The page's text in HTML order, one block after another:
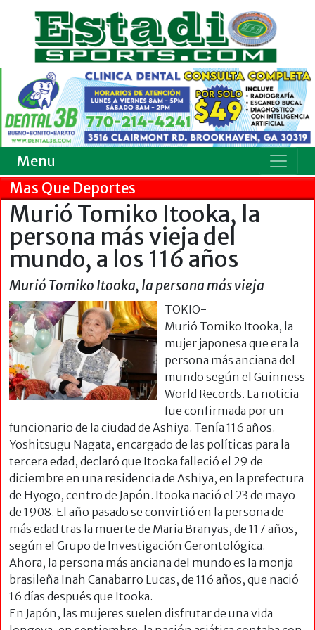
Menu
Mas Que Deportes
Murió Tomiko Itooka, la
persona más vieja del
mundo, a los 116 años
Murió Tomiko Itooka, la persona más vieja
TOKIO-
Murió Tomiko Itooka, la
mujer japonesa que era la
persona más anciana del
mundo según el Guinness
World Records. La noticia
fue confirmada por un
funcionario de la ciudad de Ashiya. Tenía 116 años.
Yoshitsugu Nagata, encargado de las políticas para la
tercera edad, declaró que Itooka falleció el 29 de
diciembre en una residencia de Ashiya, en la prefectura
de Hyogo, centro de Japón. Itooka nació el 23 de mayo
de 1908. El año pasado se convirtió en la persona de
más edad tras la muerte de Maria Branyas, de 117 años,
según el Grupo de Investigación Gerontológica.
Ahora, la persona más anciana del mundo es la monja
brasileña Inah Canabarro Lucas, de 116 años, que nació
16 días después que Itooka.
En Japón, las mujeres suelen disfrutar de una vida